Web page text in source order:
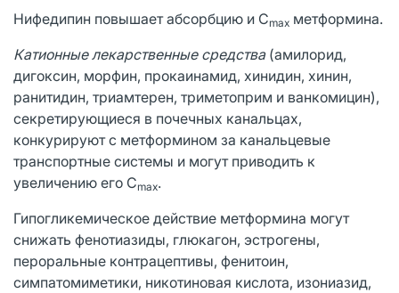
Нифедипин повышает абсорбцию и Cmax метформина.
Катионные лекарственные средства (амилорид,
дигоксин, морфин, прокаинамид, хинидин, хинин,
ранитидин, триамтерен, триметоприм и ванкомицин),
секретирующиеся в почечных канальцах,
конкурируют с метформином за канальцевые
транспортные системы и могут приводить к
увеличению его Cmax.
Гипогликемическое действие метформина могут
снижать фенотиазиды, глюкагон, эстрогены,
пероральные контрацептивы, фенитоин,
симпатомиметики, никотиновая кислота, изониазид,